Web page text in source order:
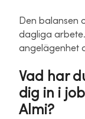
Den balansen
dagliga arbete.
angelägenhet
Vad har
dig in i
Almi?